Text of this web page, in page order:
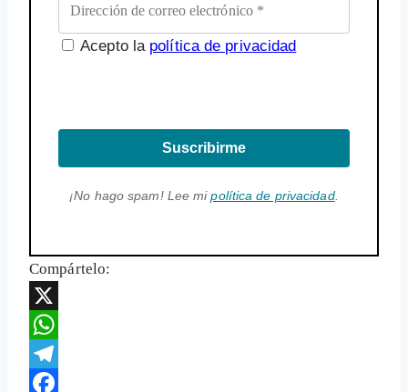
Acepto la política de privacidad
Suscribirme
¡No hago spam! Lee mipolítica de privacidad.
Compártelo:
X
WhatsApp
Telegram